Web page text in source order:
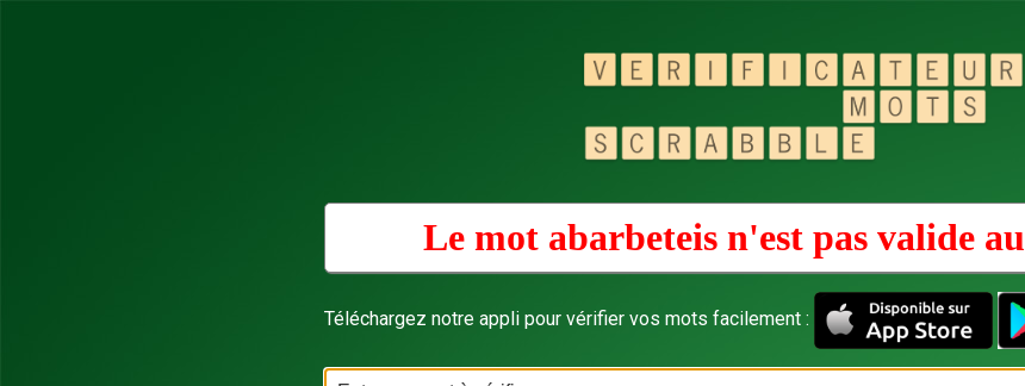
Le mot abarbeteis n'est pas valide au
Téléchargez notre appli pour vérifier vos mots facilement :